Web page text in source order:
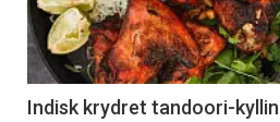
Indisk krydret tandoori-